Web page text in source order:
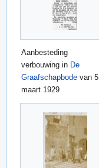
Aanbesteding
verbouwing in De
Graafschapbode van 5
maart 1929